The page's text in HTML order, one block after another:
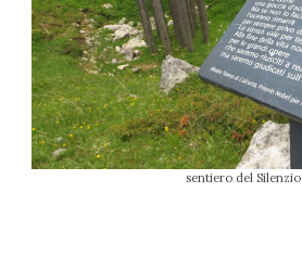
sentiero del Silenzio